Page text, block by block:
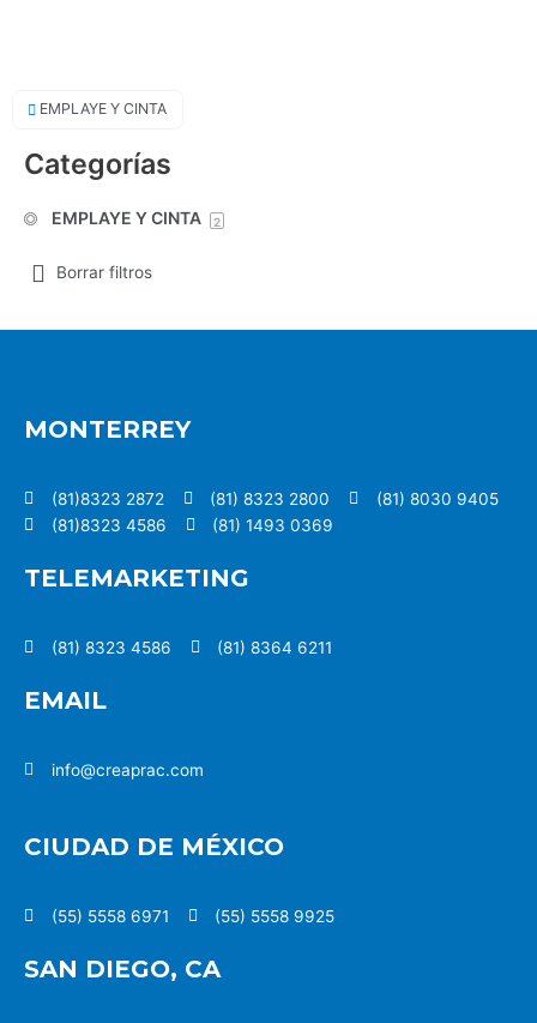
EMPLAYE Y CINTA
Categorías
EMPLAYE Y CINTA 2
Borrar filtros
MONTERREY
(81)8323 2872 (81) 8323 2800
(81) 8030 9405
(81)8323 4586
(81) 1493 0369
TELEMARKETING
(81) 8323 4586 (81) 8364 6211
EMAIL
info@creaprac.com
CIUDAD DE MÉXICO
(55) 5558 6971 (55) 5558 9925
SAN DIEGO, CA